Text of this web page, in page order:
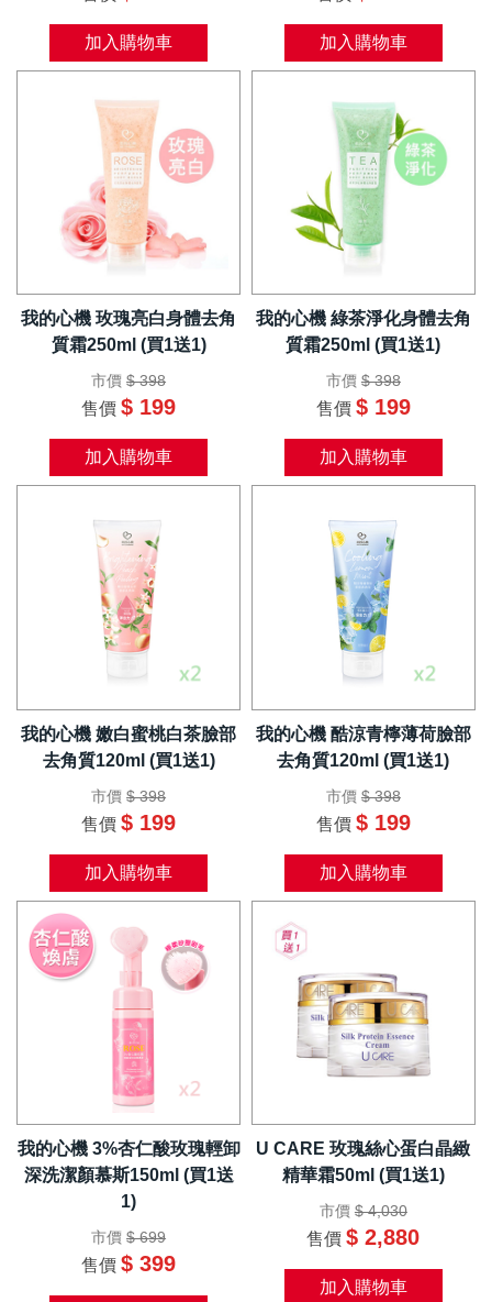
加入購物車 加入購物車
我的心機 玫瑰亮白身體去角
質霜250ml (買1送1)
市價 $ 398
售價 $ 199
加入購物車
我的心機 綠茶淨化身體去角
質霜250ml (買1送1)
市價 $ 398
售價 $ 199
加入購物車
我的心機 嫩白蜜桃白茶臉部
去角質120ml (買1送1)
市價 $ 398
售價 $ 199
加入購物車
我的心機 酷涼青檸薄荷臉部
去角質120ml (買1送1)
市價 $ 398
售價 $ 199
加入購物車
我的心機 3%杏仁酸玫瑰輕卸
深洗潔顏慕斯150ml (買1送
1)
市價 $ 699
售價 $ 399
U CARE 玫瑰絲心蛋白晶緻
精華霜50ml (買1送1)
市價 $ 4,030
售價 $ 2,880
加入購物車